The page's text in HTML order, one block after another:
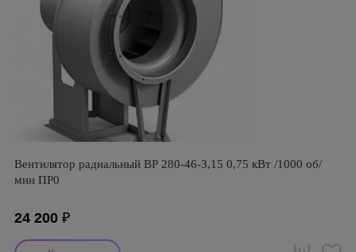
Вентилятор радиальный ВР 280-46-3,15 0,75 кВт /1000 об/
мин ПР0
24 200 ₽